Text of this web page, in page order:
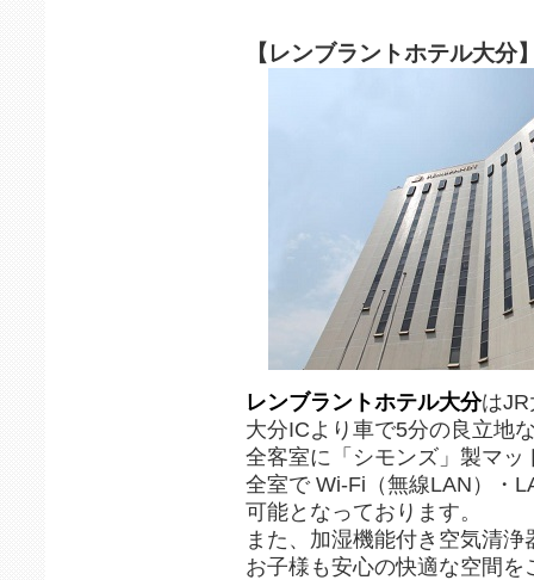
【レンブラントホテル大分
レンブラントホテル大分はJR
大分ICより車で5分の良立地
全客室に「シモンズ」製マッ
全室で Wi-Fi（無線LAN）・
可能となっております。
また、加湿機能付き空気清
お子様も安心の快適な空間を